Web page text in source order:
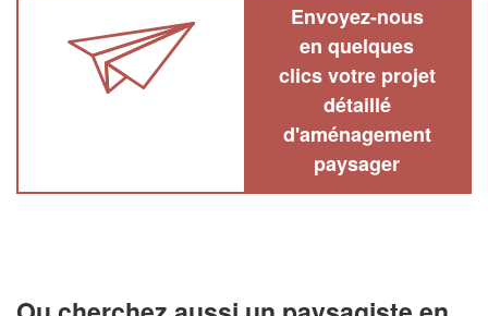
Envoyez-nous
en quelques
clics votre projet
détaillé
d'aménagement
paysager